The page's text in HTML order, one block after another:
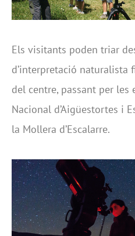
Els visitants poden triar
d’interpretació
del centre, passant per les
Nacional d’Aigüestortes i
la Mollera d’Escalarre.